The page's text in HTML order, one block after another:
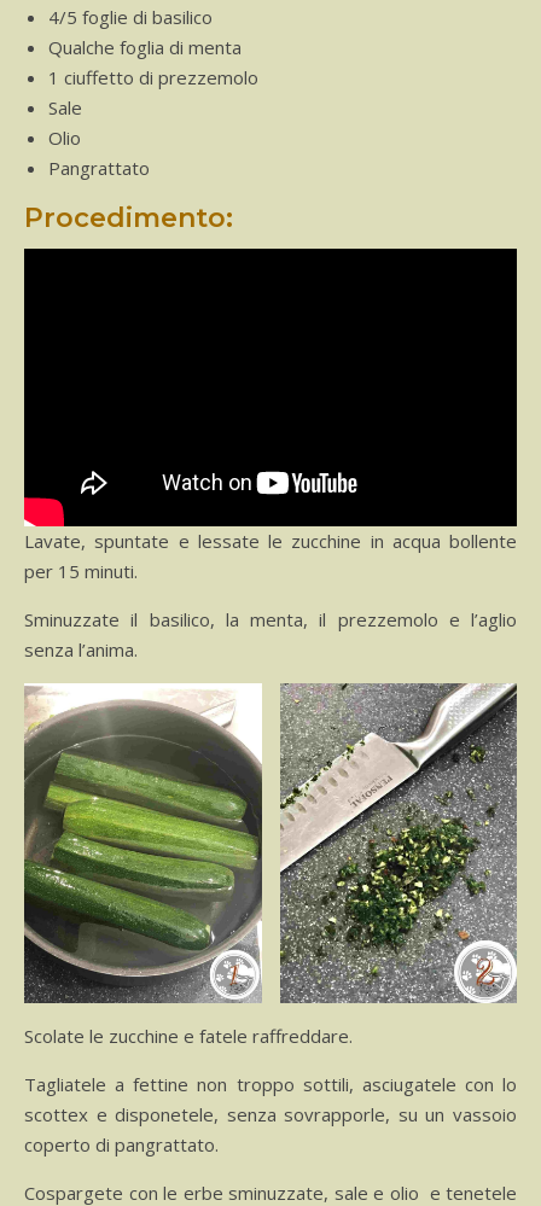
4/5 foglie di basilico
Qualche foglia di menta
1 ciuffetto di prezzemolo
Sale
Olio
Pangrattato
Procedimento:
Lavate, spuntate e lessate le zucchine in acqua bollente
per 15 minuti.
Sminuzzate il basilico, la menta, il prezzemolo e l’aglio
senza l’anima.
Scolate le zucchine e fatele raffreddare.
Tagliatele a fettine non troppo sottili, asciugatele con lo
scottex e disponetele, senza sovrapporle, su un vassoio
coperto di pangrattato.
Cospargete con le erbe sminuzzate, sale e olio e tenetele